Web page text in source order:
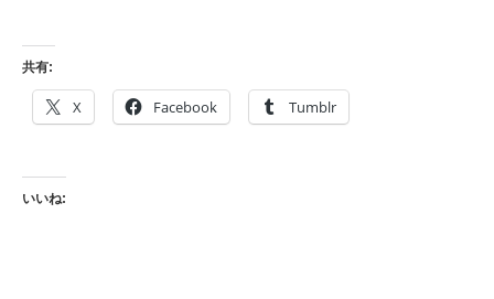
共有:
X Facebook Tumblr
いいね: